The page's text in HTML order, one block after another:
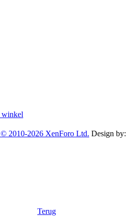
© 2010-2026 XenForo Ltd. Design by:
Terug